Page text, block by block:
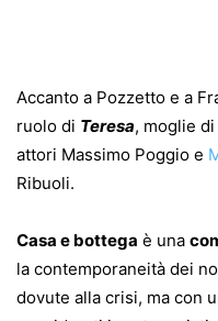
Accanto a Pozzetto e a
ruolo di Teresa, moglie
attori Massimo Poggio e
Ribuoli.
Casa e bottega è una
la contemporaneità dei
dovute alla crisi, ma con